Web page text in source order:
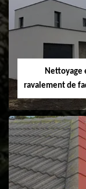
Pose et
fenêtre de
Velux
Nettoyage
ravalement de